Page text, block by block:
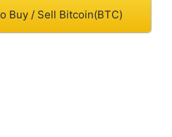
Buy / Sell Bitcoin(BTC)